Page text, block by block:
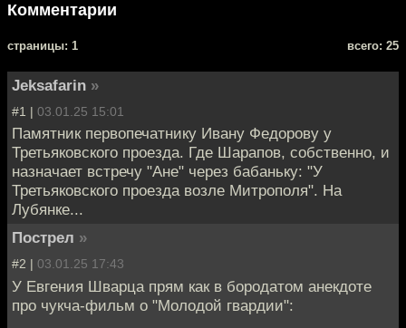
Комментарии
cтраницы: 1 всего: 25
Jeksafarin »
#1 | 03.01.25 15:01
Памятник первопечатнику Ивану Федорову у
Третьяковского проезда. Где Шарапов, собственно, и
назначает встречу "Ане" через бабаньку: "У
Третьяковского проезда возле Митрополя". На
Лубянке...
Пострел »
#2 | 03.01.25 17:43
У Евгения Шварца прям как в бородатом анекдоте
про чукча-фильм о "Молодой гвардии":